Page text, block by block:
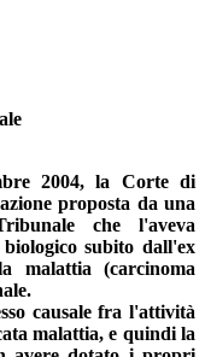
2004, la Corte di
proposta da una
che l'aveva
subito dall'ex
malattia (carcinoma
causale fra l'attività
malattia, e quindi la